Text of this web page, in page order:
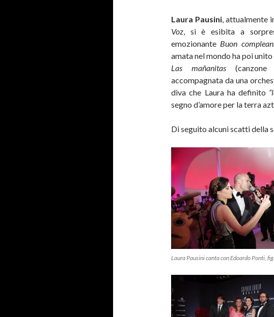
Laura Pausini, attualmente
Voz, si è esibita a
emozionante Buon
amata nel mondo ha poi
Las mañanitas(canzone
accompagnata da una
diva che Laura ha definito
segno d’amore per la terra
Di seguito alcuni scatti della
Laura Pausini canta con Edoardo Ponti,